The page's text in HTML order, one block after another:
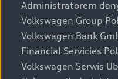
Administratorem
Volkswagen Group
Volkswagen Bank
Financial Servicies
Volkswagen Serwis